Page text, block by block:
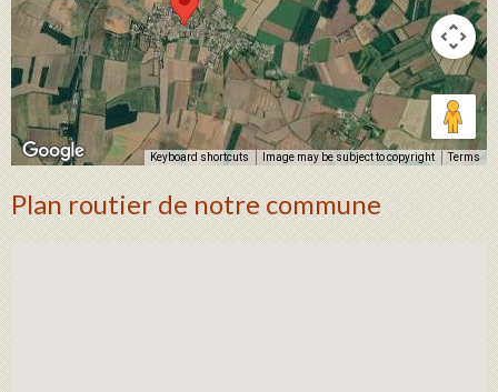
Keyboard shortcuts Image may be subject to copyright Terms
Plan routier de notre commune